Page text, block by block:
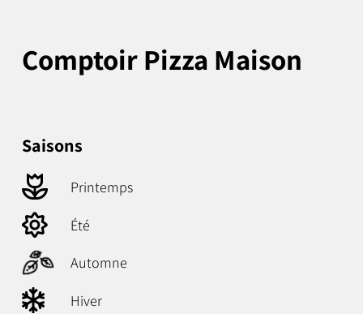
Comptoir Pizza Maison
Saisons
Printemps
Été
Automne
Hiver